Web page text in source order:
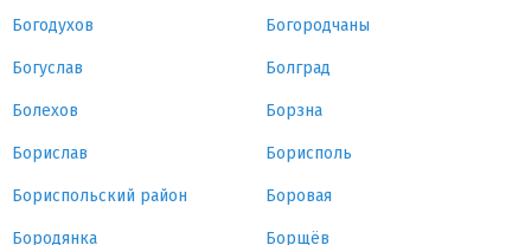
Богодухов Богородчаны
Богуслав Болград
Болехов Борзна
Борислав Борисполь
Бориспольский район Боровая
Бородянка Борщёв